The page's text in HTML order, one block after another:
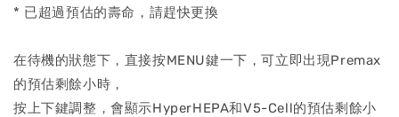
* 已超過預估的壽命，請趕快更換
在待機的狀態下，直接按MENU鍵一下，可立即出現Premax
的預估剩餘小時，
按上下鍵調整，會顯示HyperHEPA和V5-Cell的預估剩餘小